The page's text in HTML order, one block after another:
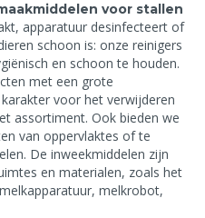
voor stallen
apparatuur desinfecteert of
schoon is: onze reinigers
en schoon te houden.
met een grote
voor het verwijderen
assortiment. Ook bieden we
van oppervlaktes of te
De inweekmiddelen zijn
en materialen, zoals het
melkrobot,